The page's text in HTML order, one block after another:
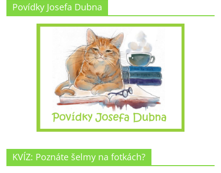
Povídky Josefa Dubna
KVÍZ: Poznáte šelmy na fotkách?